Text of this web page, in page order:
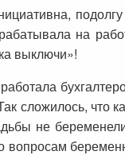
на
выключи»!
сложилось, что
не
вопросам